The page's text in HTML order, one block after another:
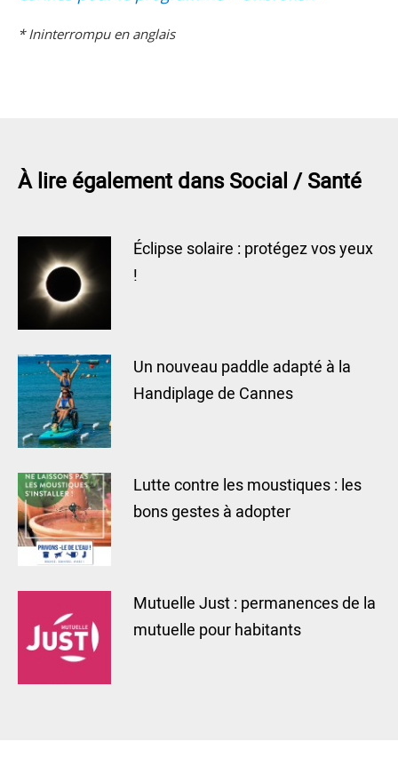
* Ininterrompu en anglais
À lire également dans Social / Santé
Éclipse solaire : protégez vos yeux
!
Un nouveau paddle adapté à la
Handiplage de Cannes
Lutte contre les moustiques : les
bons gestes à adopter
Mutuelle Just : permanences de la
mutuelle pour habitants